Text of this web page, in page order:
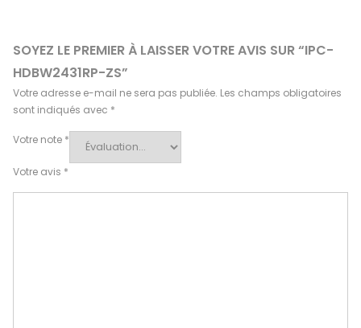
SOYEZ LE PREMIER À LAISSER VOTRE AVIS SUR “IPC-
HDBW2431RP-ZS”
Votre adresse e-mail ne sera pas publiée. Les champs obligatoires
sont indiqués avec *
Votre note *
Votre avis *